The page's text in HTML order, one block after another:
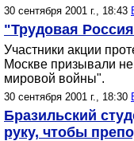
30 сентября 2001 г., 18:43
"Трудовая
Участники акции
Москве призывали не
мировой войны".
30 сентября 2001 г., 18:30
Бразильский
руку, чтобы